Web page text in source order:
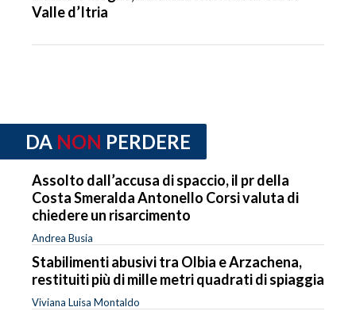
Valle d’Itria
DA NON PERDERE
Assolto dall’accusa di spaccio, il pr della
Costa Smeralda Antonello Corsi valuta di
chiedere un risarcimento
Andrea Busia
Stabilimenti abusivi tra Olbia e Arzachena,
restituiti più di mille metri quadrati di spiaggia
Viviana Luisa Montaldo